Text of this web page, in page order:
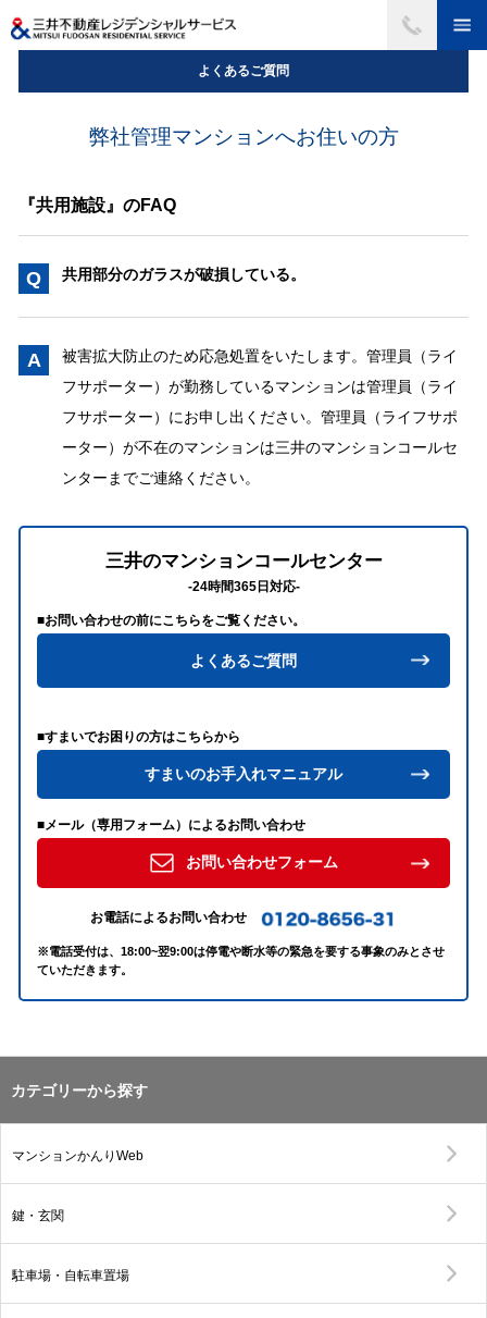
よくあるご質問
弊社管理マンションへお住いの方
『共用施設』のFAQ
Q 共用部分のガラスが破損している。
A
被害拡大防止のため応急処置をいたします。管理員（ライ
フサポーター）が勤務しているマンションは管理員（ライ
フサポーター）にお申し出ください。管理員（ライフサポ
ーター）が不在のマンションは三井のマンションコールセ
ンターまでご連絡ください。
三井のマンションコールセンター
-24時間365日対応-
■お問い合わせの前にこちらをご覧ください。
よくあるご質問
■すまいでお困りの方はこちらから
すまいのお手入れマニュアル
■メール（専用フォーム）によるお問い合わせ
お問い合わせフォーム
お電話によるお問い合わせ
※電話受付は、18:00~翌9:00は停電や断水等の緊急を要する事象のみとさせ
ていただきます。
カテゴリーから探す
マンションかんりWeb
鍵・玄関
駐車場・自転車置場